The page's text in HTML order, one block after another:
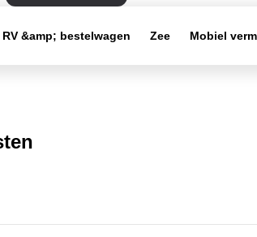
RV &amp; bestelwagen Zee Mobiel